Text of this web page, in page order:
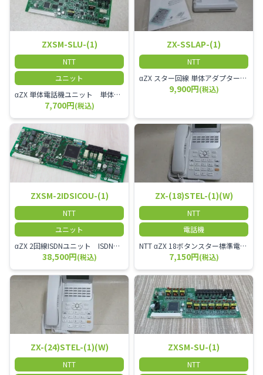
ZXSM-SLU-(1)
NTT
ユニット
αZX 単体電話機ユニット 単体電話機、複合機、ドアホン等、 2台分収容可能にするユニット
7,700円(税込)
ZX-SSLAP-(1)
NTT
αZX スター回線 単体アダプター 受付電話機、ドアホン、FAX等を1台収容できる装置です。
9,900円(税込)
ZXSM-2IDSICOU-(1)
NTT
ユニット
αZX 2回線ISDNユニット ISDN回線を2本収容可能です。
38,500円(税込)
ZX-(18)STEL-(1)(W)
NTT
電話機
NTT αZX 18ボタンスター標準電話機(白)
7,150円(税込)
ZX-(24)STEL-(1)(W)
NTT
ZXSM-SU-(1)
NTT